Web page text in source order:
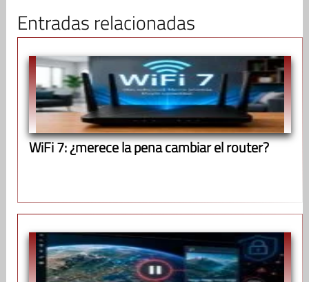
Entradas relacionadas
WiFi 7: ¿merece la pena cambiar el router?